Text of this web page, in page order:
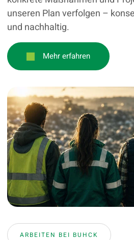
unseren Plan verfolgen –
und nachhaltig.
Mehr erfahren
ARBEITEN BEI BUHCK